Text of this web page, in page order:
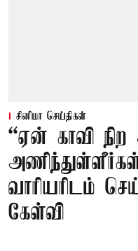
சினிமா செய்திகள்
“ஏன் காவி
வாரியரிடம்
கேள்வி